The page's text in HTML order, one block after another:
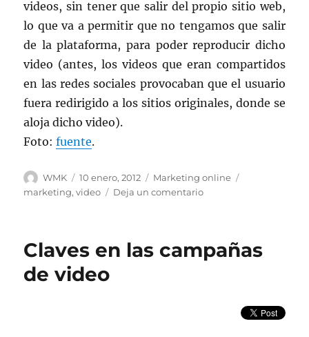
videos, sin tener que salir del propio sitio web,
lo que va a permitir que no tengamos que salir
de la plataforma, para poder reproducir dicho
video (antes, los videos que eran compartidos
en las redes sociales provocaban que el usuario
fuera redirigido a los sitios originales, donde se
aloja dicho video).
Foto:fuente.
Autor
WMK
Publicado
el
10 enero, 2012 Categorías
Marketing online
marketing,video Deja un comentarioen
un
punto
marketing
Claves en las campañas
de video